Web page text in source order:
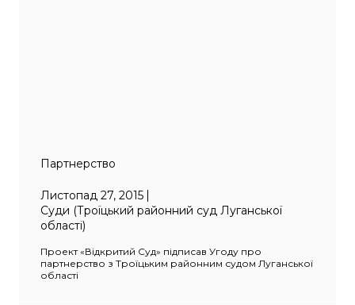
Партнерство
Листопад 27, 2015
Суди (Троїцький районний суд Луганської
області)
Проект «Відкритий Суд» підписав Угоду про
партнерство з Троїцьким районним судом Луганської
області